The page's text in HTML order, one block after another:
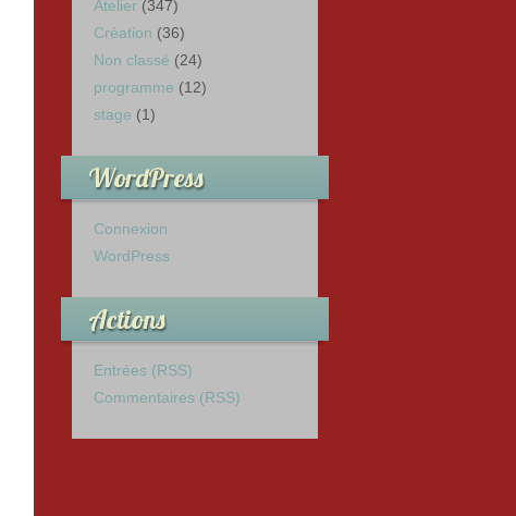
Atelier(347)
Création (36)
Non classé (24)
programme (12)
stage (1)
WordPress
Connexion
WordPress
Actions
Entrées (RSS)
Commentaires (RSS)